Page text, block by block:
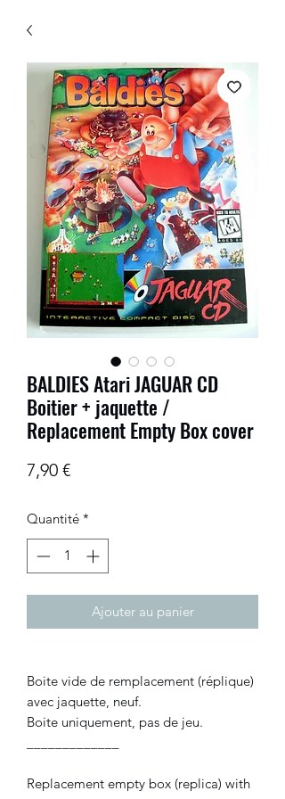
BALDIES Atari JAGUAR CD
Boitier + jaquette /
Replacement Empty Box cover
7,90 €Prix
Quantité *
Ajouter au panier
Boite vide de remplacement (réplique)
avec jaquette, neuf.
Boite uniquement, pas de jeu.
Replacement empty box (replica) with